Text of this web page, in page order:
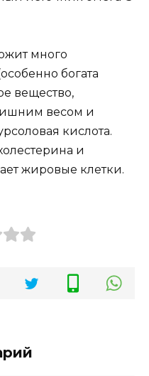
много
богата
вещество,
весом и
кислота.
и
жировые клетки.